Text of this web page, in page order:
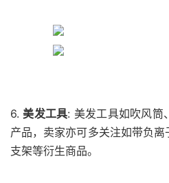
6. 美发工具: 美发工具如吹风筒
产品，卖家亦可多关注如带负
支架等衍生商品。